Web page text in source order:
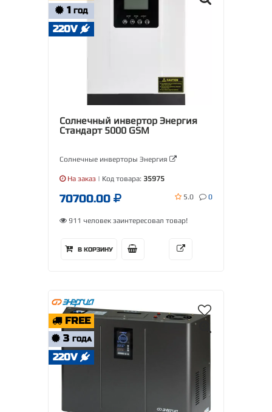
1 ГОД
220V
Солнечный инвертор Энергия
Стандарт 5000 GSM
Солнечные инверторы Энергия
На заказ | Код товара: 35975
70700.00 5.0 0
911 человек заинтересовал товар!
В КОРЗИНУ
FREE
3 ГОДА
220V